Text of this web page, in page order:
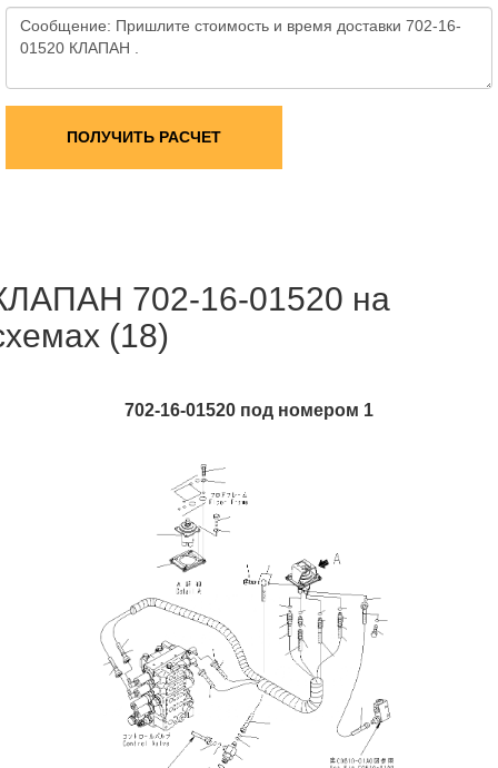
ПОЛУЧИТЬ РАСЧЕТ
702-16-01520 на
(18)
702-16-01520 под номером 1